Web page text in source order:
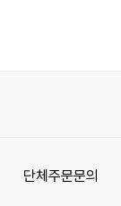
단체주문문의